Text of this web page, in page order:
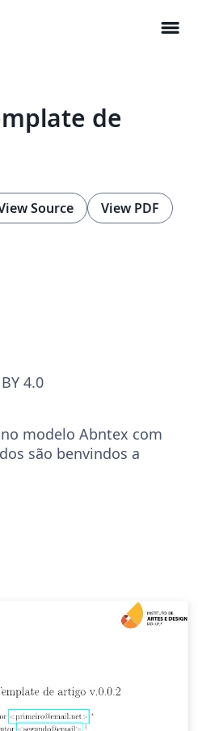
menu
de
Source View PDF
4.0
modelo Abntex com
são benvindos a